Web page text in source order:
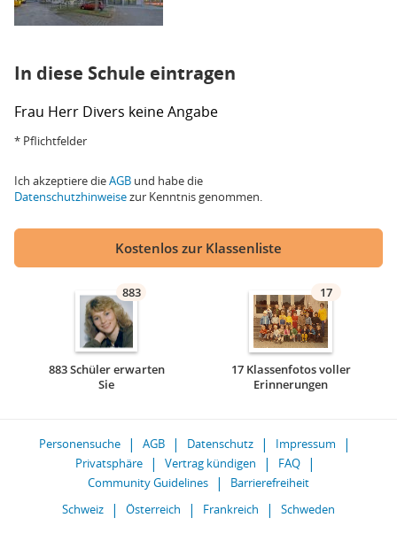
In diese Schule eintragen
Frau Herr Divers keine Angabe
* Pflichtfelder
Ich akzeptiere dieAGB und habe die
Datenschutzhinweisezur Kenntnis genommen.
Kostenlos zur Klassenliste
883
883 Schüler erwarten
Sie
17
17 Klassenfotos voller
Erinnerungen
Personensuche AGB Datenschutz
Impressum
Privatsphäre
Vertrag kündigen
FAQ
Community Guidelines
Barrierefreiheit
Schweiz
Österreich Frankreich Schweden